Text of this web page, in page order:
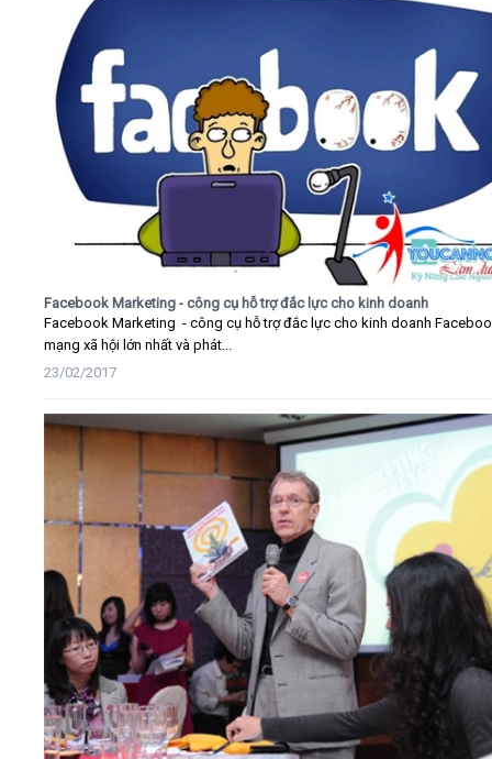
Facebook Marketing - công cụ hỗ trợ đắc lực cho kinh doanh
Facebook Marketing - công cụ hỗ trợ đắc lực cho kinh doanh
mạng xã hội lớn nhất và phát...
23/02/2017